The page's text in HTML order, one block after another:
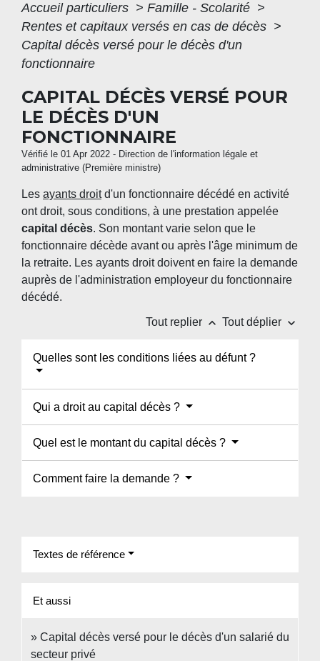
Accueil particuliers > Famille - Scolarité >
Rentes et capitaux versés en cas de décès >
Capital décès versé pour le décès d'un
fonctionnaire
CAPITAL DÉCÈS VERSÉ POUR
LE DÉCÈS D'UN
FONCTIONNAIRE
Vérifié le 01 Apr 2022 - Direction de l'information légale et
administrative (Première ministre)
Les ayants droitd'un fonctionnaire décédé en activité
ont droit, sous conditions, à une prestation appelée
capital décès. Son montant varie selon que le
fonctionnaire décède avant ou après l'âge minimum de
la retraite. Les ayants droit doivent en faire la demande
auprès de l'administration employeur du fonctionnaire
décédé.
Tout replier keyboard_arrow_up Tout déplier keyboard_arrow_down
Quelles sont les conditions liées au défunt ?
Qui a droit au capital décès ?
Quel est le montant du capital décès ?
Comment faire la demande ?
Textes de référence
Et aussi
Capital décès versé pour le décès d'un salarié du
secteur privé